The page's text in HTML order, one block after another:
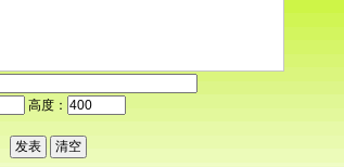
高度：